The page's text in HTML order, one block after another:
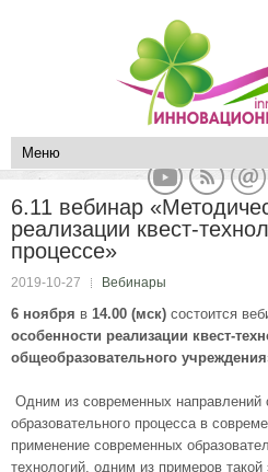
6.11 вебинар
реализации квест-
процессе»
2019-10-27 Вебинары
6 ноября в 14.00 (мск) состоится
особенности реализации квест-
общеобразовательного
Одним из современных направлений
образовательного процесса в
применение современных
технологий, одним из примеров